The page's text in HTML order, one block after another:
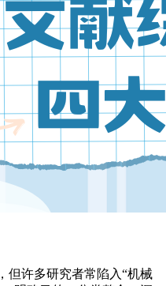
但许多研究者常陷入“机械